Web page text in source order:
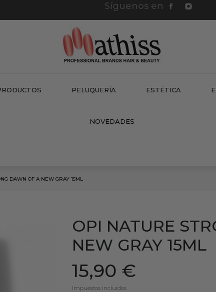
Síguenos en
PELUQUERÍA ESTÉTICA
NOVEDADES
DAWN OF A NEW GRAY 15ML
OPI NATURE
NEW GRAY 15ML
15,90 €
Impuestos incluidos